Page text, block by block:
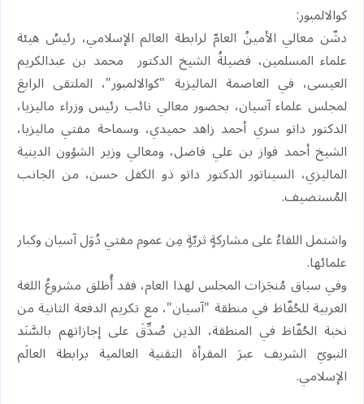
كوالالمبور:
‏دشّن معالي الأمينُ العامّ لرابطة العالم الإسلامي، رئيسُ هيئة
علماء المسلمين، فضيلةُ الشيخ الدكتور محمد بن عبدالكريم
العيسى، في العاصمة الماليزية "كوالالمبور"، الملتقى الرابعَ
لمجلس علماء آسيان، بحضور معالي نائب رئيس وزراء ماليزيا،
الدكتور داتو سري أحمد زاهد حميدي، وسماحة مفتي ماليزيا،
الشيخ أحمد فواز بن علي فاضل، ومعالي وزير الشؤون الدينية
الماليزي، السيناتور الدكتور داتو ذو الكفل حسن، من الجانب
المُستضيف.
واشتمل اللقاءُ على مشاركةٍ ثريّةٍ مِن عموم مفتي دُوَل آسيان وكبار
علمائها.
وفي سياق مُنجَزات المجلس لهذا العام، فقد أُطلق مشروعُ اللغة
العربية للحُفّاظ في منطقة "آسيان"، مع تكريم الدفعة الثانية من
نخبة الحُفّاظ في المنطقة، الذين صُدِّقَ على إجازاتهم بالسَّنَد
النبويّ الشريف عبرَ المقرأة التقنية العالمية برابطة العالَم
الإسلامي.